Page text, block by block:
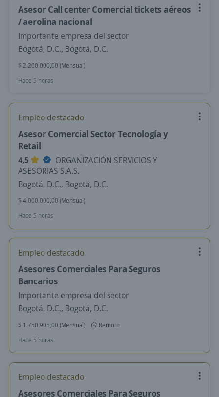
Asesor Call center Comercial tickets aéreos
/ aerolina nacional
Importante empresa del sector
Bogotá, D.C., Bogotá, D.C.
$ 2.200.000,00 (Mensual)
Hace 5 horas
Empleo destacado
Asesor Comercial Sector Tecnología y
Retail
4,5
ORGANIZACIÓN SERVICIOS Y
ASESORIAS S.A.S.
Bogotá, D.C., Bogotá, D.C.
$ 4.000.000,00 (Mensual)
Hace 5 horas
Empleo destacado
Asesores Comerciales Para Seguros
Bancarios
Importante empresa del sector
Bogotá, D.C., Bogotá, D.C.
$ 1.750.905,00 (Mensual)
Remoto
Hace 5 horas
Empleo destacado
Asesores Comerciales Para Seguros